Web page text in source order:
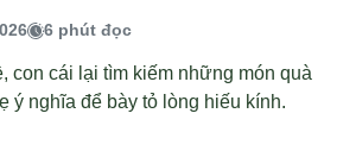
6 phút đọc
con cái lại tìm kiếm những món quà
ý nghĩa để bày tỏ lòng hiếu kính.